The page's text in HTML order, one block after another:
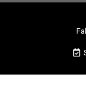
Maria das Neves